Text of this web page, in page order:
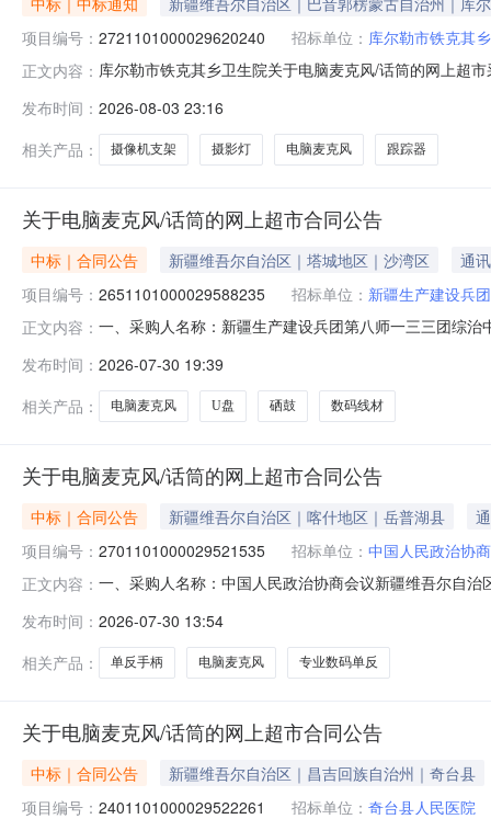
项目编号： 2721101000029620240 招标单位： 库尔勒市铁克其
正文内容： 库尔勒市铁克其乡卫生院关于电脑麦克风/话筒的网上超
行政区划编码:652801项目所在行政区划名称:新疆维吾
发布时间： 2026-08-03 23:16
相关产品：
摄像机支架 摄影灯 电脑麦克风 跟踪器
关于电脑麦克风/话筒的网上超市合同公告
中标｜合同公告 新疆维吾尔自治区｜塔城地区｜沙湾区
通
项目编号： 2651101000029588235 招标单位： 新疆生产建设兵
正文内容： 一、采购人名称：新疆生产建设兵团第八师一三三团综
脑麦克风/话筒得胜/TakstarMS400-1个1.007607602绿
发布时间： 2026-07-30 19:39
相关产品：
电脑麦克风 U盘 硒鼓 数码线材
关于电脑麦克风/话筒的网上超市合同公告
中标｜合同公告 新疆维吾尔自治区｜喀什地区｜岳普湖县
项目编号： 2701101000029521535 招标单位： 中国人民政治协
正文内容： 一、采购人名称：中国人民政治协商会议新疆维吾尔自
总价(元)1大疆DJIMicMini2电脑麦克风/话筒大疆/
发布时间： 2026-07-30 13:54
相关产品：
单反手柄 电脑麦克风 专业数码单反
关于电脑麦克风/话筒的网上超市合同公告
中标｜合同公告
新疆维吾尔自治区｜昌吉回族自治州｜奇台县
项目编号： 2401101000029522261 招标单位： 奇台县人民医院